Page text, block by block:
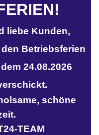
liebe Kunden,
Betriebsferien
24.08.2026
schöne
TEAM